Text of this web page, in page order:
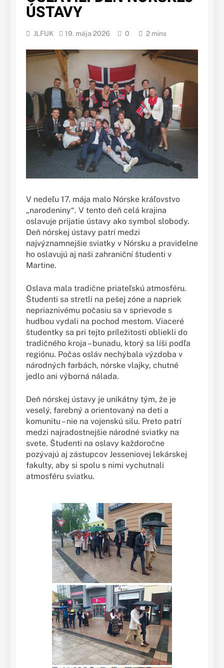
ÚSTAVY
JLFUK 19. mája 2026 0 2 mins
V nedeľu 17. mája malo Nórske kráľovstvo
„narodeniny“. V tento deň celá krajina
oslavuje prijatie ústavy ako symbol slobody.
Deň nórskej ústavy patrí medzi
najvýznamnejšie sviatky v Nórsku a pravidelne
ho oslavujú aj naši zahraniční študenti v
Martine.
Oslava mala tradične priateľskú atmosféru.
Študenti sa stretli na pešej zóne a napriek
nepriaznivému počasiu sa v sprievode s
hudbou vydali na pochod mestom. Viaceré
študentky sa pri tejto príležitosti obliekli do
tradičného kroja – bunadu, ktorý sa líši podľa
regiónu. Počas osláv nechýbala výzdoba v
národných farbách, nórske vlajky, chutné
jedlo ani výborná nálada.
Deň nórskej ústavy je unikátny tým, že je
veselý, farebný a orientovaný na deti a
komunitu – nie na vojenskú silu. Preto patrí
medzi najradostnejšie národné sviatky na
svete. Študenti na oslavy každoročne
pozývajú aj zástupcov Jesseniovej lekárskej
fakulty, aby si spolu s nimi vychutnali
atmosféru sviatku.